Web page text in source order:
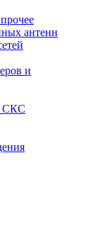
антенн
и
СКС